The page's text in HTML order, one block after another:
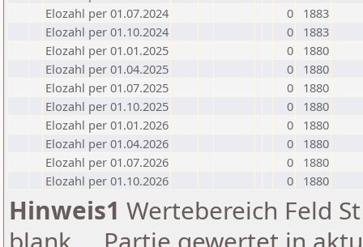
Elozahl per 01.07.2024
0
1883
Elozahl per 01.10.2024
0
1883
Elozahl per 01.01.2025
0
1880
Elozahl per 01.04.2025
0
1880
Elozahl per 01.07.2025
0
1880
Elozahl per 01.10.2025
0
1880
Elozahl per 01.01.2026
0
1880
Elozahl per 01.04.2026
0
1880
Elozahl per 01.07.2026
0
1880
Elozahl per 01.10.2026
0 1880
Hinweis1 Wertebereich Feld